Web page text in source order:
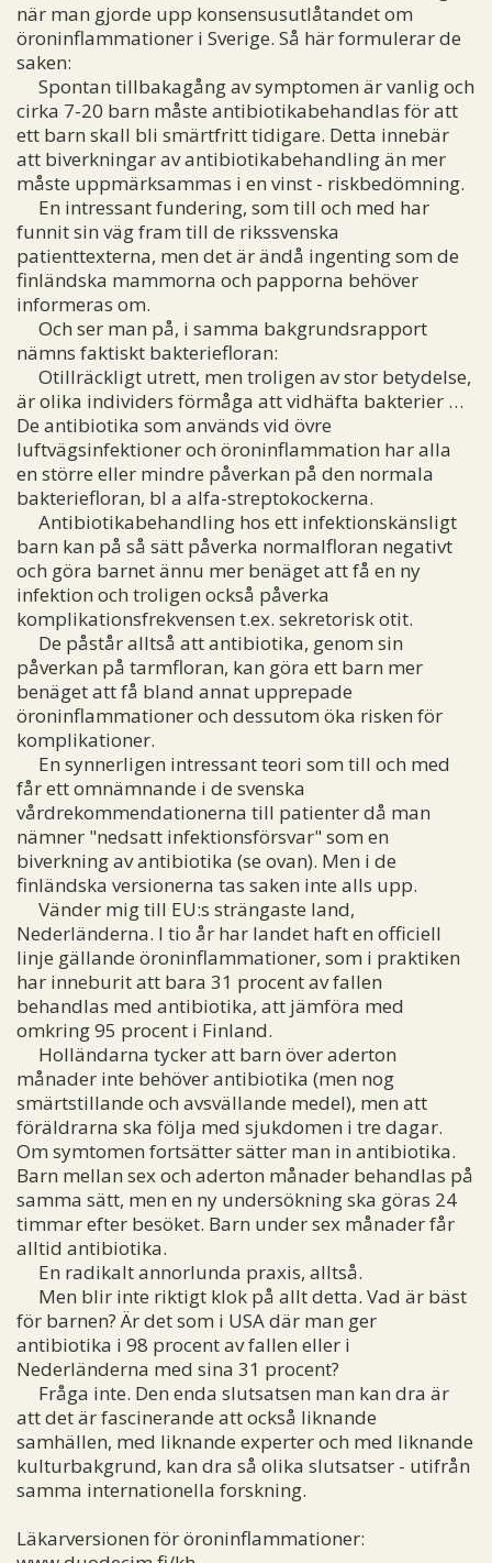
när man gjorde upp konsensusutlåtandet om
öroninflammationer i Sverige. Så här formulerar de
saken:
Spontan tillbakagång av symptomen är vanlig och
cirka 7-20 barn måste antibiotikabehandlas för att
ett barn skall bli smärtfritt tidigare. Detta innebär
att biverkningar av antibiotikabehandling än mer
måste uppmärksammas i en vinst - riskbedömning.
En intressant fundering, som till och med har
funnit sin väg fram till de rikssvenska
patienttexterna, men det är ändå ingenting som de
finländska mammorna och papporna behöver
informeras om.
Och ser man på, i samma bakgrundsrapport
nämns faktiskt bakteriefloran:
Otillräckligt utrett, men troligen av stor betydelse,
är olika individers förmåga att vidhäfta bakterier …
De antibiotika som används vid övre
luftvägsinfektioner och öroninflammation har alla
en större eller mindre påverkan på den normala
bakteriefloran, bl a alfa-streptokockerna.
Antibiotikabehandling hos ett infektionskänsligt
barn kan på så sätt påverka normalfloran negativt
och göra barnet ännu mer benäget att få en ny
infektion och troligen också påverka
komplikationsfrekvensen t.ex. sekretorisk otit.
De påstår alltså att antibiotika, genom sin
påverkan på tarmfloran, kan göra ett barn mer
benäget att få bland annat upprepade
öroninflammationer och dessutom öka risken för
komplikationer.
En synnerligen intressant teori som till och med
får ett omnämnande i de svenska
vårdrekommendationerna till patienter då man
nämner "nedsatt infektionsförsvar" som en
biverkning av antibiotika (se ovan). Men i de
finländska versionerna tas saken inte alls upp.
Vänder mig till EU:s strängaste land,
Nederländerna. I tio år har landet haft en officiell
linje gällande öroninflammationer, som i praktiken
har inneburit att bara 31 procent av fallen
behandlas med antibiotika, att jämföra med
omkring 95 procent i Finland.
Holländarna tycker att barn över aderton
månader inte behöver antibiotika (men nog
smärtstillande och avsvällande medel), men att
föräldrarna ska följa med sjukdomen i tre dagar.
Om symtomen fortsätter sätter man in antibiotika.
Barn mellan sex och aderton månader behandlas på
samma sätt, men en ny undersökning ska göras 24
timmar efter besöket. Barn under sex månader får
alltid antibiotika.
En radikalt annorlunda praxis, alltså.
Men blir inte riktigt klok på allt detta. Vad är bäst
för barnen? Är det som i USA där man ger
antibiotika i 98 procent av fallen eller i
Nederländerna med sina 31 procent?
Fråga inte. Den enda slutsatsen man kan dra är
att det är fascinerande att också liknande
samhällen, med liknande experter och med liknande
kulturbakgrund, kan dra så olika slutsatser - utifrån
samma internationella forskning.
Läkarversionen för öroninflammationer: